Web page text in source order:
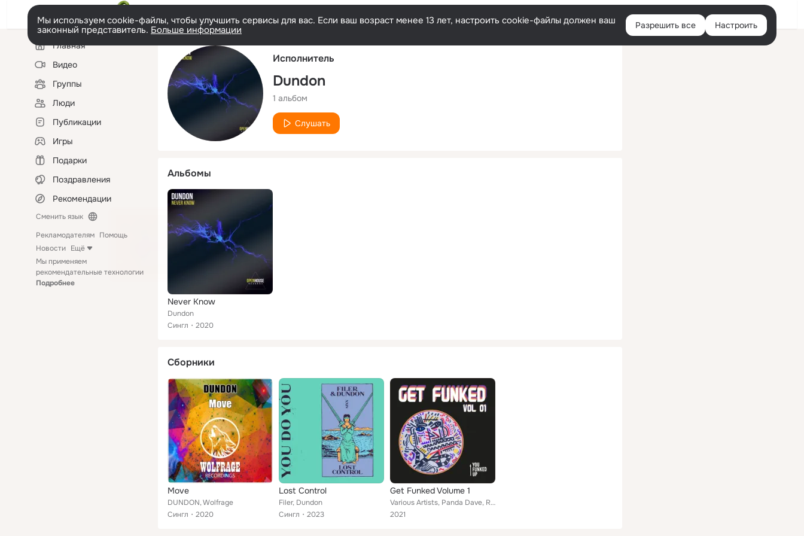
Русский Войти
Мы используем cookie-файлы, чтобы улучшить сервисы для вас. Если ваш возраст менее 13 лет, настроить cookie-файлы должен ваш
законный представитель. Больше информации Разрешить все Настроить
Левая
колонкаГлавная
Видео
Группы
Люди
Публикации
Игры
Подарки
Поздравления
Рекомендации
Сменить язык
Рекламодателям Помощь
Новости Ещё
Мы применяем
рекомендательные технологии
Подробнее
Исполнитель
Dundon
1 альбом
Слушать
Альбомы
Never Know
Dundon
Сингл
2020
Сборники
Move
DUNDON, Wolfrage
Сингл
2020
Lost Control
Filer, Dundon
Сингл
2023
Get Funked Volume 1
Various Artists, Panda Dave, Ragie Ban, Anthony Pears, LaFred, Dundon, Tom Neaven, N.I.M, Filer, Luke Drash
2021